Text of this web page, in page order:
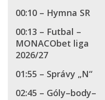
00:10 – Hymna SR
00:13 – Futbal –
MONACObet liga
2026/27
01:55 – Správy „N“
02:45 – Góly–body–